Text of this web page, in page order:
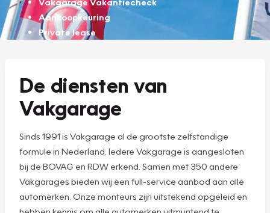
Aankoopkeuring
Private lease
De diensten van
Vakgarage
Sinds 1991 is Vakgarage al de grootste zelfstandige
formule in Nederland. Iedere Vakgarage is aangesloten
bij de BOVAG en RDW erkend. Samen met 350 andere
Vakgarages bieden wij een full-service aanbod aan alle
automerken. Onze monteurs zijn uitstekend opgeleid en